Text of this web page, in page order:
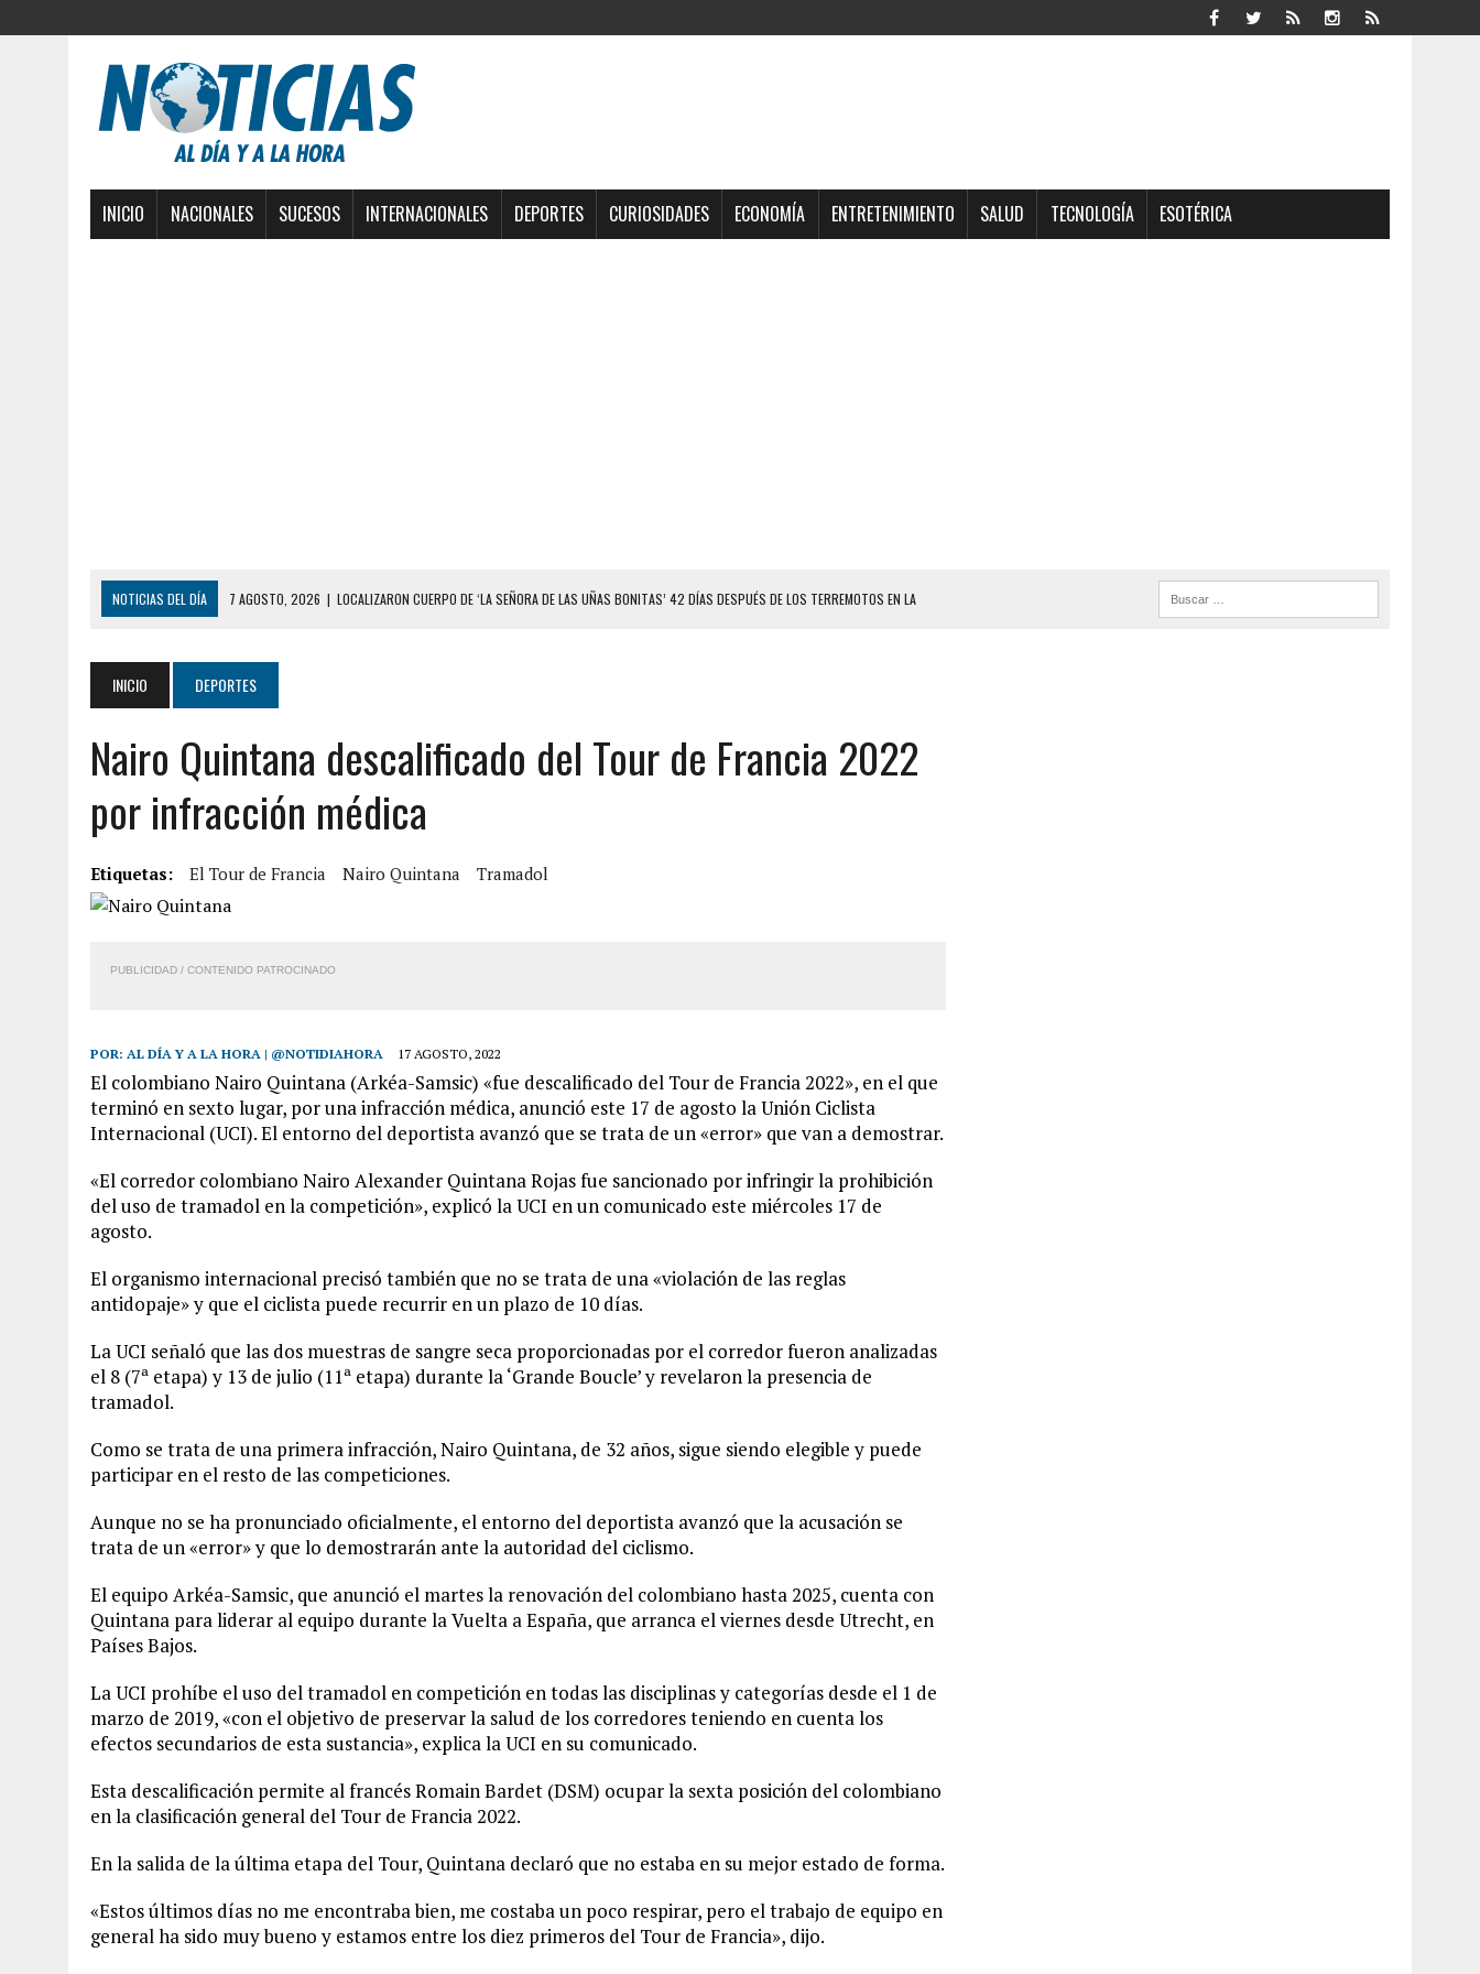
INICIO NACIONALES SUCESOS INTERNACIONALES DEPORTES CURIOSIDADES ECONOMÍA ENTRETENIMIENTO SALUD TECNOLOGÍA ESOTÉRICA
NOTICIAS DEL DÍA 7 AGOSTO, 2026 | LOCALIZARON CUERPO DE ‘LA SEÑORA DE LAS UÑAS BONITAS’ 42 DÍAS DESPUÉS DE LOS TERREMOTOS EN LA
6 AGOSTO, 2026 | BARINAS: ADOLESCENTE SE QUITÓ LA VIDA TRAS SER ACOSADA Y ABUSADA POR LA PAREJA DE SU ABUELA
6 AGOSTO, 2026
CONMOCIÓN EN COLORADO POR ASESINATO DE UNA ADOLESCENTE VENEZOLANA EN REUNIÓN CON AMIGOS
5 AGOSTO, 2026 | PRESUNTO BROTE PSICÓTICO POR FALTA DE TRATAMIENTO DESENCADENÓ TRAGEDIA FAMILIAR
5 AGOSTO, 2026 | HORROR EN BARINAS: UN HOMBRE INDUJO AL SUICIDIO A UNA ADOLESCENTE DE 13 AÑOS TRAS ABUSAR DE ELLA
EDIFICIO PETUNIA
7 AGOSTO, 2026 | HOMBRE ASESINÓ A SU TÍA CON UN PUÑAL Y DEJÓ HERIDAS A SU PRIMA Y A OTRO FAMILIAR EN BOLÍVAR
INICIO DEPORTES
Nairo Quintana descalificado del Tour de Francia 2022
por infracción médica
Etiquetas: El Tour de Francia Nairo Quintana Tramadol
PUBLICIDAD / CONTENIDO PATROCINADO
POR: AL DÍA Y A LA HORA | @NOTIDIAHORA 17 AGOSTO, 2022
El colombiano Nairo Quintana (Arkéa-Samsic) «fue descalificado del Tour de Francia 2022», en el que
terminó en sexto lugar, por una infracción médica, anunció este 17 de agosto la Unión Ciclista
Internacional (UCI). El entorno del deportista avanzó que se trata de un «error» que van a demostrar.
«El corredor colombiano Nairo Alexander Quintana Rojas fue sancionado por infringir la prohibición
del uso de tramadol en la competición», explicó la UCI en un comunicado este miércoles 17 de
agosto.
El organismo internacional precisó también que no se trata de una «violación de las reglas
antidopaje» y que el ciclista puede recurrir en un plazo de 10 días.
La UCI señaló que las dos muestras de sangre seca proporcionadas por el corredor fueron analizadas
el 8 (7ª etapa) y 13 de julio (11ª etapa) durante la ‘Grande Boucle’ y revelaron la presencia de
tramadol.
Como se trata de una primera infracción, Nairo Quintana, de 32 años, sigue siendo elegible y puede
participar en el resto de las competiciones.
Aunque no se ha pronunciado oficialmente, el entorno del deportista avanzó que la acusación se
trata de un «error» y que lo demostrarán ante la autoridad del ciclismo.
El equipo Arkéa-Samsic, que anunció el martes la renovación del colombiano hasta 2025, cuenta con
Quintana para liderar al equipo durante la Vuelta a España, que arranca el viernes desde Utrecht, en
Países Bajos.
La UCI prohíbe el uso del tramadol en competición en todas las disciplinas y categorías desde el 1 de
marzo de 2019, «con el objetivo de preservar la salud de los corredores teniendo en cuenta los
efectos secundarios de esta sustancia», explica la UCI en su comunicado.
Esta descalificación permite al francés Romain Bardet (DSM) ocupar la sexta posición del colombiano
en la clasificación general del Tour de Francia 2022.
En la salida de la última etapa del Tour, Quintana declaró que no estaba en su mejor estado de forma.
«Estos últimos días no me encontraba bien, me costaba un poco respirar, pero el trabajo de equipo en
general ha sido muy bueno y estamos entre los diez primeros del Tour de Francia», dijo.